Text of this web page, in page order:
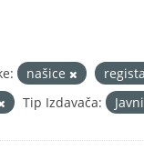
našice
Tip Izdavača: